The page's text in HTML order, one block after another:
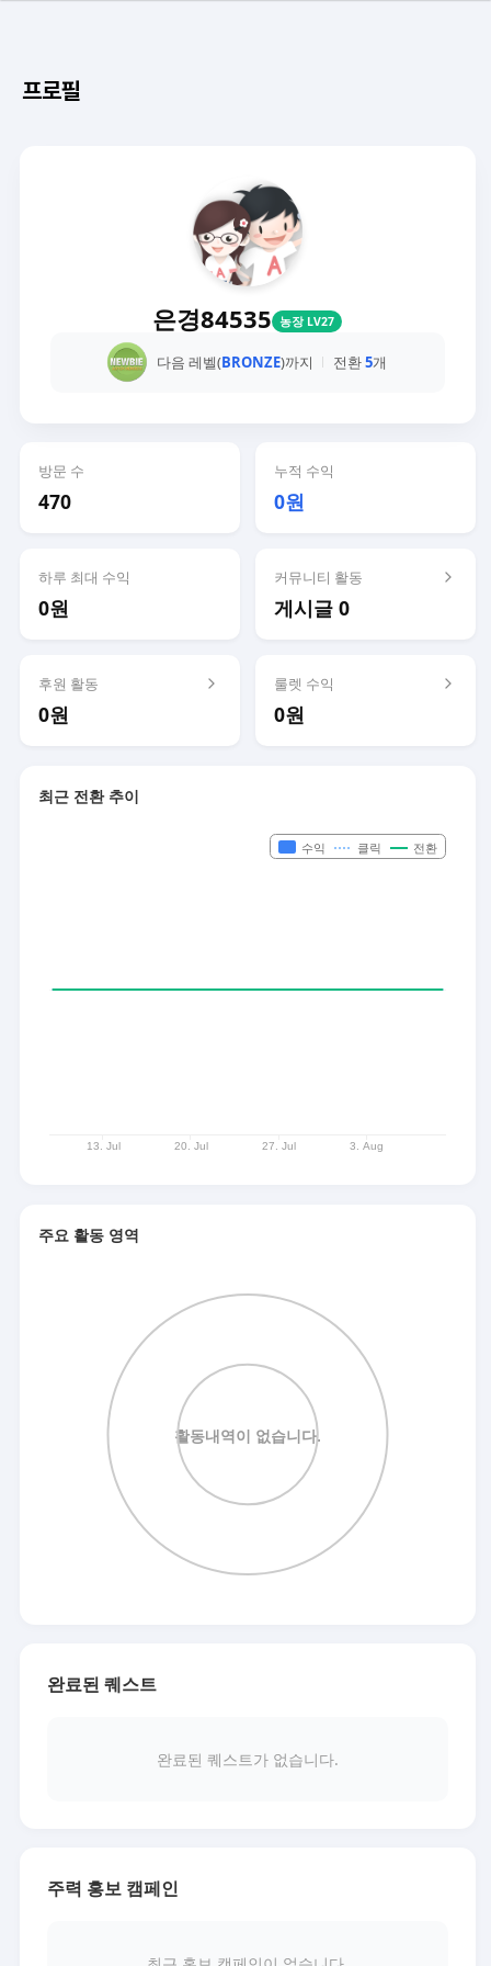
프로필
은경84535 농장 LV27
다음 레벨(BRONZE)까지 전환5개
방문 수
470
누적 수익
0원
하루 최대 수익
0원
커뮤니티 활동
게시글 0
후원 활동
0원
룰렛 수익
0원
최근 전환 추이
주요 활동 영역
완료된 퀘스트
완료된 퀘스트가 없습니다.
주력 홍보 캠페인